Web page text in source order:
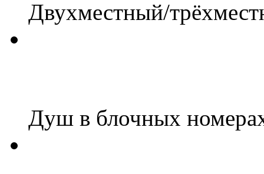
Двухместный/
Душ в блочных